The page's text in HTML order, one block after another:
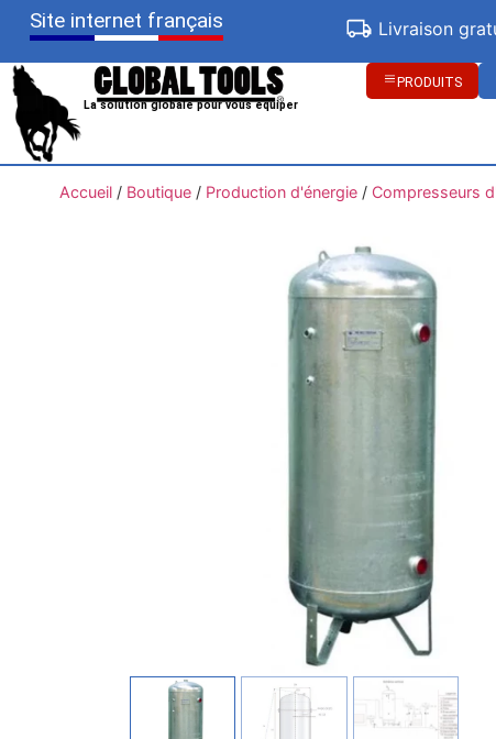
Site internet français Livraison
La solution globale pour vous équiper
PRODUITS
Accueil/ Boutique/ Production d'énergie/ Compresseurs